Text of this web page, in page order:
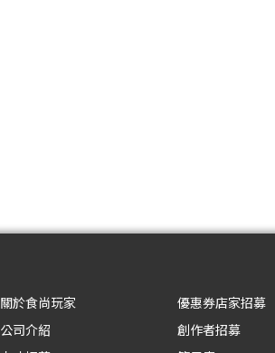
關於食尚玩家
公司介紹
優惠券店家招募
創作者招募